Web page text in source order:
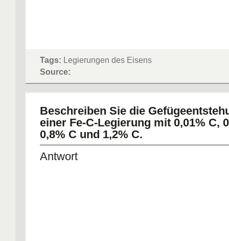
Tags: Legierungen des Eisens
Source:
Beschreiben Sie die
einer Fe-C-Legierung mit 0,01% C,
0,8% C und 1,2% C.
Antwort